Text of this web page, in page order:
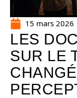
15 mars 2026
LES
SUR LE